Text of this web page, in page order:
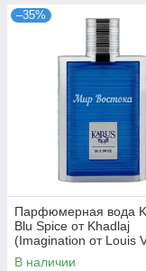
–35%
Парфюмерная вода
Blu Spice от Khadlaj
(Imagination от Louis
100 мл)
В наличии